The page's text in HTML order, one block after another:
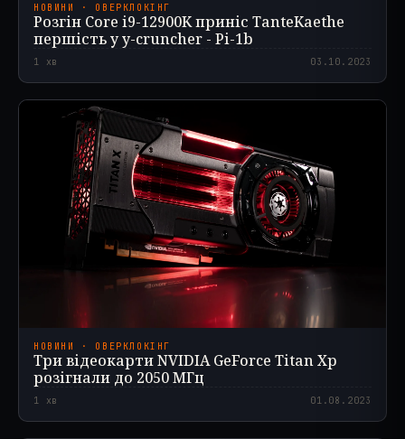
НОВИНИ · ОВЕРКЛОКІНГ
Розгін Core i9-12900K приніс TanteKaethe
першість у y-cruncher - Pi-1b
1 хв 03.10.2023
НОВИНИ · ОВЕРКЛОКІНГ
Три відеокарти NVIDIA GeForce Titan Xp
розігнали до 2050 МГц
1 хв 01.08.2023